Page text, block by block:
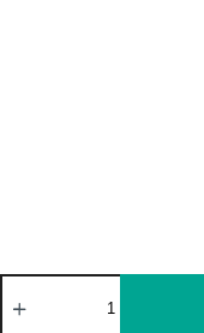
Esento
Bej